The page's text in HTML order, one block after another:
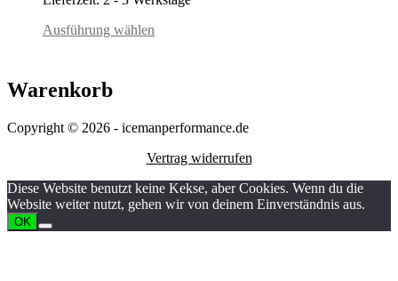
Ausführung wählen
Warenkorb
Copyright © 2026 - icemanperformance.de
Vertrag widerrufen
Diese Website benutzt keine Kekse, aber Cookies. Wenn du die
Website weiter nutzt, gehen wir von deinem Einverständnis aus.
OK